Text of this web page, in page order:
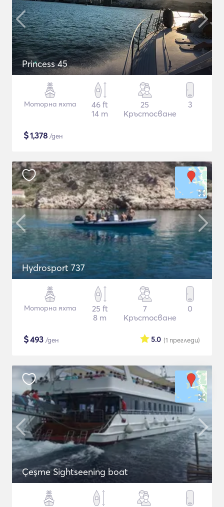
Princess 45
Моторна яхта
46 ft
14 m
25
Кръстосване
3
$1,378 /ден
Hydrosport 737
Моторна яхта
25 ft
8 m
7
Кръстосване
0
$493 /ден (1 прегледи)
5.0
Çeşme Sightseening boat